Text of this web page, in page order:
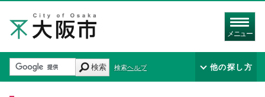
メニュー
検索 検索ヘルプ 他の探し方